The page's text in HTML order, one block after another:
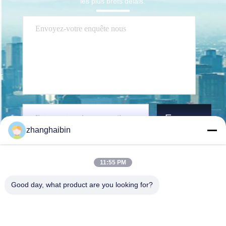
Envoyez
zhanghaibin
11:55 PM
Good day, what product are you looking for?